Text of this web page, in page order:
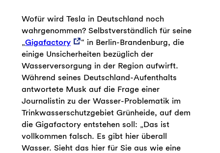
Wofür wird Tesla in Deutschland noch
wahrgenommen? Selbstverständlich für seine
„Gigafactory
“ in Berlin-Brandenburg, die
einige Unsicherheiten bezüglich der
Wasserversorgung in der Region aufwirft.
Während seines Deutschland-Aufenthalts
antwortete Musk auf die Frage einer
Journalistin zu der Wasser-Problematik im
Trinkwasserschutzgebiet Grünheide, auf dem
die Gigafactory entstehen soll: „Das ist
vollkommen falsch. Es gibt hier überall
Wasser. Sieht das hier für Sie aus wie eine